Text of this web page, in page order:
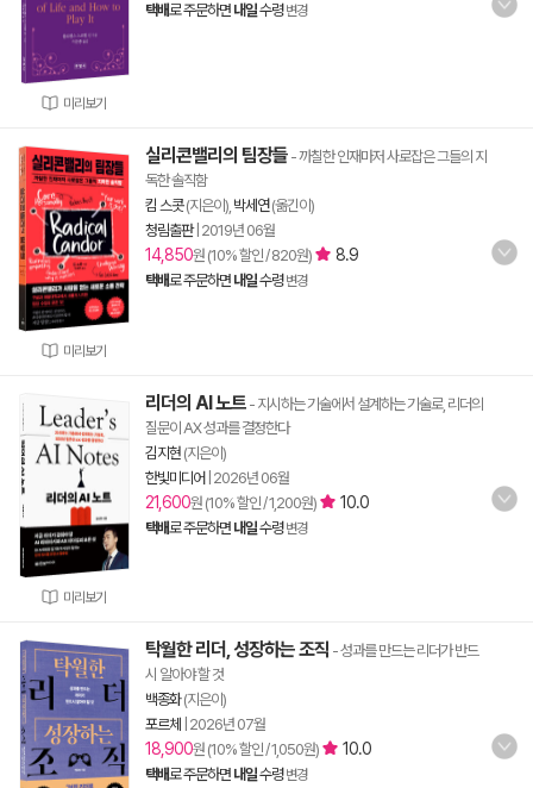
미리보기
택배로 주문하면 내일수령 변경
미리보기
실리콘밸리의 팀장들 - 까칠한 인재마저 사로잡은 그들의 지
독한 솔직함
킴 스콧(지은이), 박세연(옮긴이)
청림출판| 2019년 06월
14,850원 (10% 할인 / 820원) 8.9
택배로 주문하면 내일수령 변경
미리보기
리더의 AI 노트 - 지시하는 기술에서 설계하는 기술로, 리더의
질문이 AX 성과를 결정한다
김지현 (지은이)
한빛미디어 2026년 06월
21,600원 (10% 할인 / 1,200원) 10.0
택배로 주문하면 내일수령 변경
탁월한 리더, 성장하는 조직 - 성과를 만드는 리더가 반드
시 알아야 할 것
백종화(지은이)
포르체
2026년 07월
18,900원 (10% 할인 / 1,050원) 10.0
택배로 주문하면 내일수령 변경